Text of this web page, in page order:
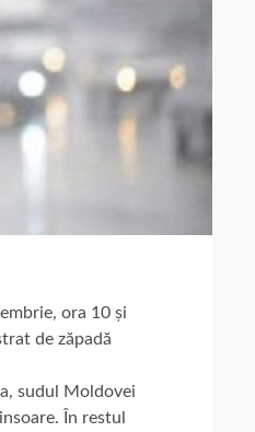
ora 10 și
de zăpadă
sudul Moldovei
În restul